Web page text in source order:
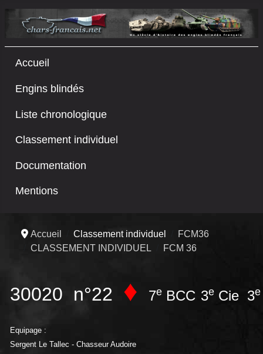
Accueil
Engins blindés
Liste chronologique
Classement individuel
Documentation
Mentions
Accueil Classement individuel
FCM36
CLASSEMENT INDIVIDUEL
FCM 36
30020 n°22 ♦ 7e BCC 3e Cie 3e
Equipage :
Sergent Le Tallec - Chasseur Audoire